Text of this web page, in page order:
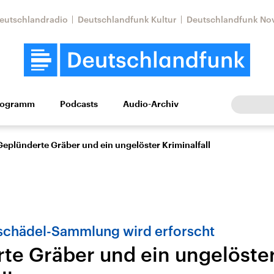
Deutschlandfunk Kultur Deutschlandfunk
Wissen Kultur Europa
Nahostkonflikt
Iran
Aktuelle Lage und
Podcasts Audio-Archiv
Gräber und ein ungelöster Kriminalfall
Sammlung wird erforscht
Gräber und ein